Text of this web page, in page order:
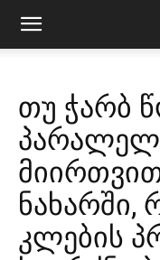
თუ ჭარბ
ნახარში,
კლების